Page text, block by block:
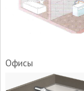
Офисы